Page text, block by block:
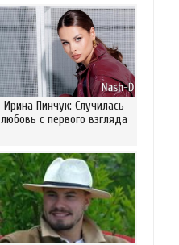
Ирина Пинчук: Случилась
любовь с первого взгляда